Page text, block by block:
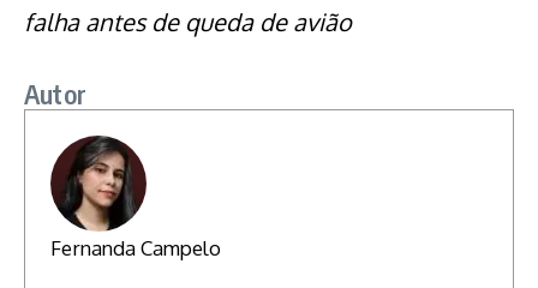
falha antes de queda de avião
Autor
Fernanda Campelo